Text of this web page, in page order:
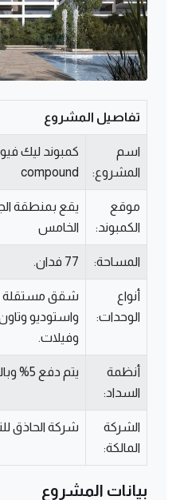
تفاصيل المشروع
اسم
المشروع:
compound
موقع
الكمبوند:
يقع بمنطقة
الخامس
المساحة: 77 فدان.
أنواع
الوحدات:
شقق مستقلة
واستوديو
وفيلات.
أنظمة
السداد:
يتم دفع 5% وبالتقسيط على 5 سنوات.
الشركة
المالكة:
شركة الحاذق
بيانات المشروع